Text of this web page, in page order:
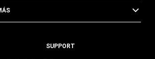
SUPPORT